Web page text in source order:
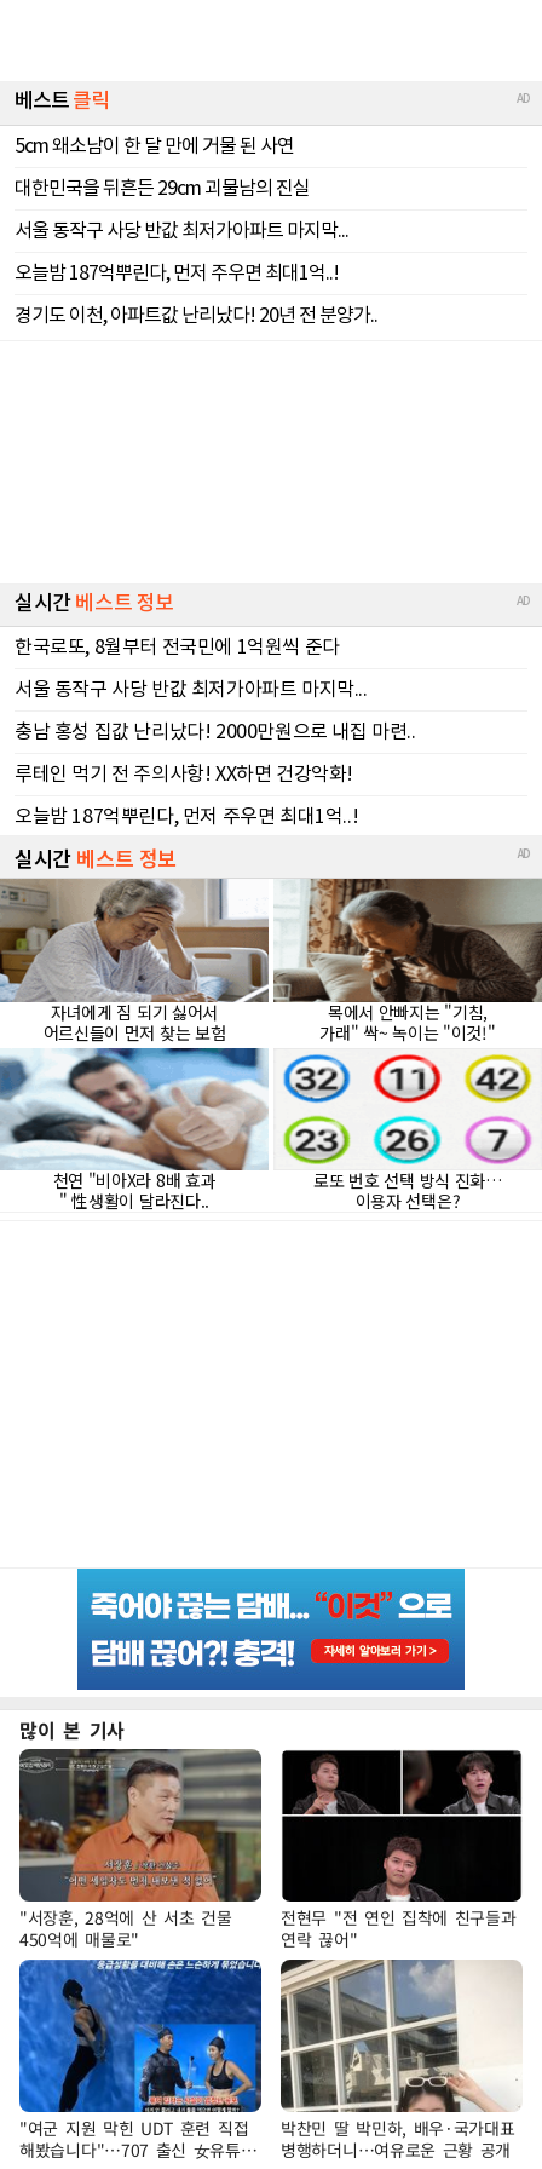
많이 본 기사
"서장훈, 28억에 산 서초 건물
450억에 매물로"
전현무 "전 연인 집착에 친구들과
연락 끊어"
"여군 지원 막힌 UDT 훈련 직접
해봤습니다"…707 출신 女유튜버
박찬민 딸 박민하, 배우·국가대표
병행하더니…여유로운 근황 공개